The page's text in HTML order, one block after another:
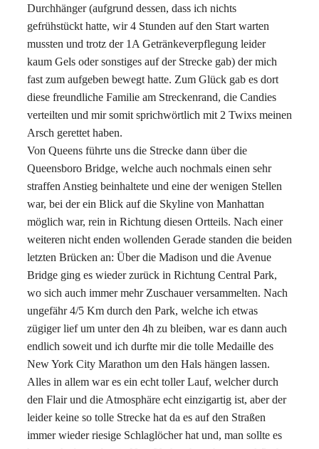
Durchhänger (aufgrund dessen, dass ich nichts
gefrühstückt hatte, wir 4 Stunden auf den Start warten
mussten und trotz der 1A Getränkeverpflegung leider
kaum Gels oder sonstiges auf der Strecke gab) der mich
fast zum aufgeben bewegt hatte. Zum Glück gab es dort
diese freundliche Familie am Streckenrand, die Candies
verteilten und mir somit sprichwörtlich mit 2 Twixs meinen
Arsch gerettet haben.
Von Queens führte uns die Strecke dann über die
Queensboro Bridge, welche auch nochmals einen sehr
straffen Anstieg beinhaltete und eine der wenigen Stellen
war, bei der ein Blick auf die Skyline von Manhattan
möglich war, rein in Richtung diesen Ortteils. Nach einer
weiteren nicht enden wollenden Gerade standen die beiden
letzten Brücken an: Über die Madison und die Avenue
Bridge ging es wieder zurück in Richtung Central Park,
wo sich auch immer mehr Zuschauer versammelten. Nach
ungefähr 4/5 Km durch den Park, welche ich etwas
zügiger lief um unter den 4h zu bleiben, war es dann auch
endlich soweit und ich durfte mir die tolle Medaille des
New York City Marathon um den Hals hängen lassen.
Alles in allem war es ein echt toller Lauf, welcher durch
den Flair und die Atmosphäre echt einzigartig ist, aber der
leider keine so tolle Strecke hat da es auf den Straßen
immer wieder riesige Schlaglöcher hat und, man sollte es